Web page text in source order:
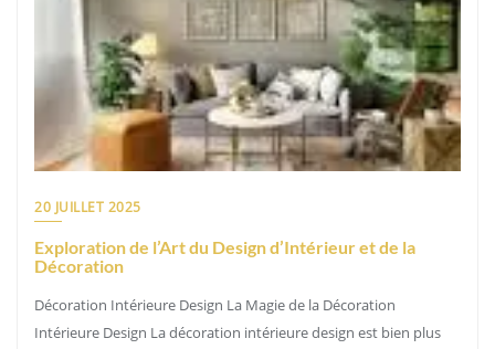
20 JUILLET 2025
Exploration de l’Art du Design d’Intérieur et de la
Décoration
Décoration Intérieure Design La Magie de la Décoration
Intérieure Design La décoration intérieure design est bien plus